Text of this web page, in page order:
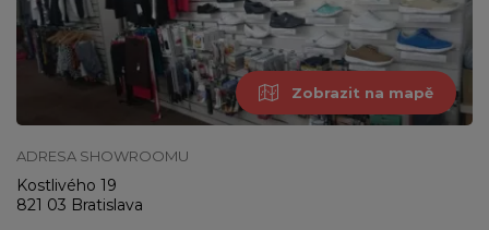
Zobrazit na mapě
ADRESA SHOWROOMU
Kostlivého 19
821 03 Bratislava